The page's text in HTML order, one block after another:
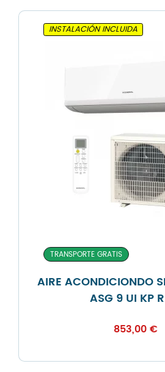
INSTALACIÓN INCLUIDA
TRANSPORTE GRATIS
AIRE ACONDICIONDO
ASG 9 UI KP
853,00€